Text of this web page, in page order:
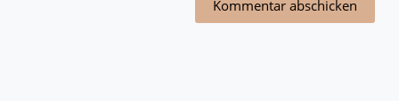
Kommentar abschicken